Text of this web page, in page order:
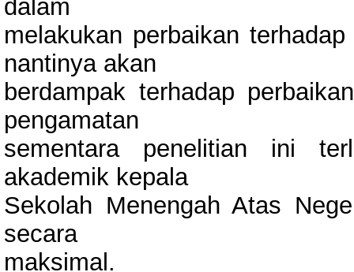
dalam
melakukan perbaikan
nantinya akan
berdampak terhadap
pengamatan
sementara penelitian ini
akademik kepala
Sekolah Menengah Atas
secara
maksimal.